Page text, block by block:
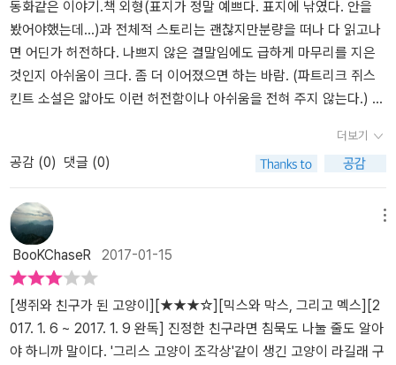
의 모습이 오버랩된다. 멕스가 믹스의 눈이 되어 준 것처럼 나도 우리
강아지의 눈이 되어 주어야 할텐데...사람과 동물간의 우정, 천적인 고
양이와 생쥐의 우정....책 속에 나오는 '친구라면 ~~~'이란 문장들
이 한 문장 한 문장 새롭게 느껴진다. '나는 그 누군가에게 '친구라면
~~'이라는 문장 속의 글에 맞는 행동을 했을까?' ' 긴 시간이든, 짧은
니라, 고양이와 생쥐처럼 서로 마음을 열고 얼마나 따뜻한 마음으로
사느냐에 따라 달라지기 때문이다. 믹스는 작은 친구의 눈으로 세샹
을 보았고, 멕스는 크고 건장한 친구의 몸에서 솟구치는 힘과 활력을
통해 더 강해질 수 있었다. 둘은 정말로 행복한 시간을 보냈다. 진정한
친구는 자신이 가진 장점을 서로 나눌 줄 아는 법이니까. ' (p. 79)아
주 짧은 이야기를 통해서 '친구란, 우정이란...' 이런 물음을 나에게 해
보게 되는 계기가 되었다
동화같은 이야기.책 외형(표지가 정말 예쁘다. 표지에 낚였다. 안을
봤어야했는데...)과 전체적 스토리는 괜찮지만분량을 떠나 다 읽고나
면 어딘가 허전하다. 나쁘지 않은 결말임에도 급하게 마무리를 지은
것인지 아쉬움이 크다. 좀 더 이어졌으면 하는 바람. (파트리크 쥐스
킨트 소설은 얇아도 이런 허전함이나 아쉬움을 전혀 주지 않는다.) 읽
내용과 삽화가 안 어울린다는 정도를 넘어서, 읽는 내내 내용과 동떨
어진 느낌을 주는 삽화때문에 내용 집중이 안 될정도였다. 섬뜩하고
무서워서 공포단편인가 의심스러울 정도. (참고로 공포물 좋아한다.)
더불어 고양이와 쥐의 대화 부분이 읽으면서도, 그리고 읽고나서도
계속 마음에 걸렸다. 동물의 세계에서 고양이와 쥐의 서열이 분명하
다는 것을 알지만 첫만남은 그렇다쳐도 친구 사이가 되고나서도 여전
히 말투에 있어 갑과 을의 느낌을 주어 불편했다. 고양이는 왜 그렇게
거만하고 쥐는 왜 그렇게 비굴하게 말하는가. 읽으면서도 읽고나서도
어느 부분이 이렇게 마음에 걸리는지 몰랐는데 저 두 부분은 결코 무
시할 수가 없다. 안녕.
더보기
공감 (0) 댓글 (0)
BooKChaseR 2017-01-15
[생쥐와 친구가 된 고양이][★★★☆][믹스와 막스, 그리고 멕스][2
017. 1. 6 ~ 2017. 1. 9 완독]​ 진정한 친구라면 침묵도 나눌 줄도 알아
야 하니까 말이다. '그리스 고양이 조각상'같이 생긴 고양이 라길래 구